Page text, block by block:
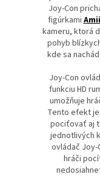
Joy-Con
figúrkami
kameru, ktorá
pohyb
kde sa
Joy-Con
funkciu HD
umožňuje
Tento efekt
pociťovať aj
jednotlivých
ovládač
hráči